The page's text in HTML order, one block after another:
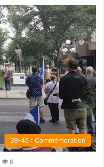
39-45 : Commémoration
8